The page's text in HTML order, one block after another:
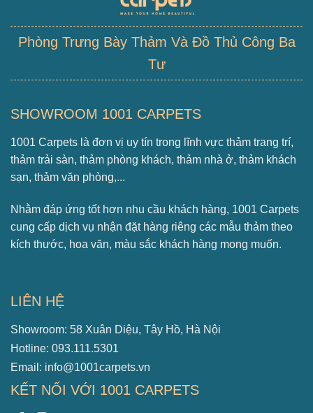
Phòng Trưng Bày Thảm Và Đồ Thủ Công Ba
Tư
SHOWROOM 1001 CARPETS
1001 Carpets là đơn vị uy tín trong lĩnh vực thảm trang trí,
thảm trải sàn, thảm phòng khách, thảm nhà ở, thảm khách
sạn, thảm văn phòng,...
Nhằm đáp ứng tốt hơn nhu cầu khách hàng, 1001 Carpets
cung cấp dịch vụ nhận đặt hàng riêng các mẫu thảm theo
kích thước, hoa văn, màu sắc khách hàng mong muốn.
LIÊN HỆ
Showroom: 58 Xuân Diệu, Tây Hồ, Hà Nội
Hotline: 093.111.5301
Email: info@1001carpets.vn
KẾT NỐI VỚI 1001 CARPETS